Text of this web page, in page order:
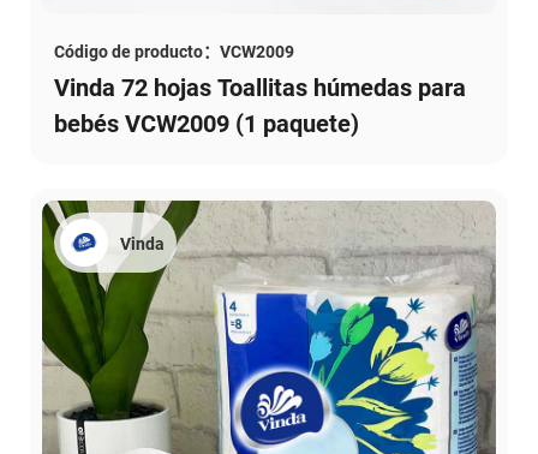
Código de producto：VCW2009
Vinda 72 hojas Toallitas húmedas para
bebés VCW2009 (1 paquete)
Vinda